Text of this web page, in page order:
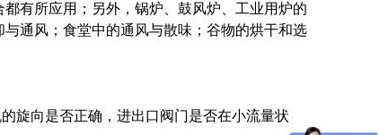
有所应用；另外，锅炉、鼓风炉、工业用炉的
通风；食堂中的通风与散味；谷物的烘干和选
旋向是否正确，进出口阀门是否在小流量状